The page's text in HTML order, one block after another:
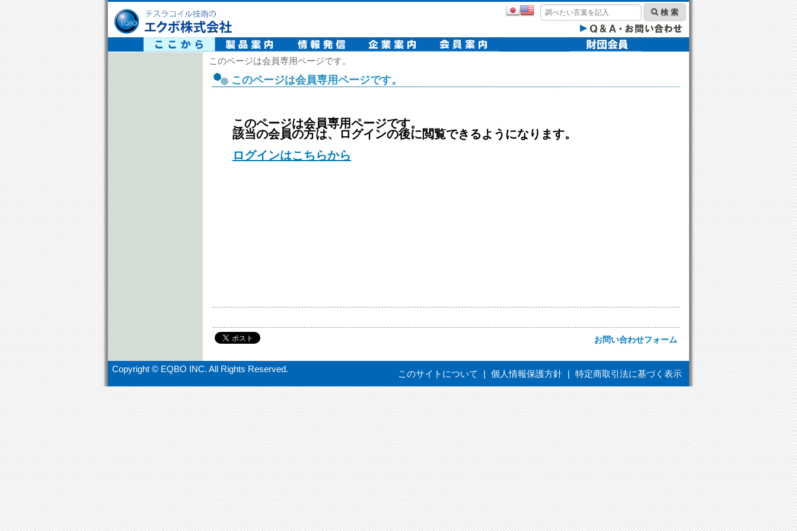
検 索
このページは会員専用ページです。
このページは会員専用ページです。
このページは会員専用ページです。
該当の会員の方は、ログインの後に閲覧できるようになります。
ログインはこちらから
お問い合わせフォーム
Copyright © EQBO INC. All Rights Reserved. このサイトについて | 個人情報保護方針 | 特定商取引法に基づく表示